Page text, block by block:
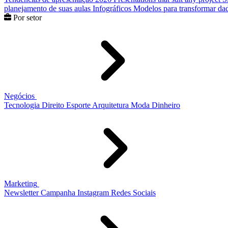
planejamento de suas aulas Infográficos Modelos para transformar
Por setor
Negócios
Tecnologia Direito Esporte Arquitetura Moda Dinheiro
Marketing
Newsletter Campanha Instagram Redes Sociais